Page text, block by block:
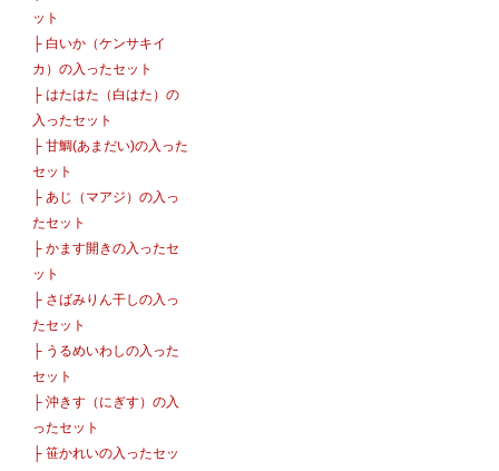
ット
├ 白いか（ケンサキイ
カ）の入ったセット
├ はたはた（白はた）の
入ったセット
├ 甘鯛(あまだい)の入った
セット
├ あじ（マアジ）の入っ
たセット
├ かます開きの入ったセ
ット
├ さばみりん干しの入っ
たセット
├ うるめいわしの入った
セット
├ 沖きす（にぎす）の入
ったセット
├ 笹かれいの入ったセッ